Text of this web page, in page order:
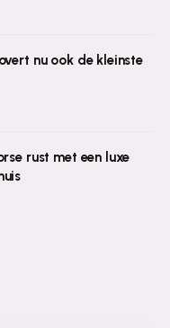
nu ook de kleinste
rust met een luxe